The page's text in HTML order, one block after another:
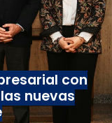
con
nuevas